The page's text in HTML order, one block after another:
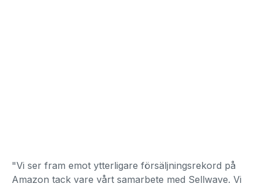
"Vi ser fram emot ytterligare försäljningsrekord på
Amazon tack vare vårt samarbete med Sellwave. Vi